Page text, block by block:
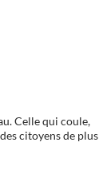
Celle qui coule,
citoyens de plus